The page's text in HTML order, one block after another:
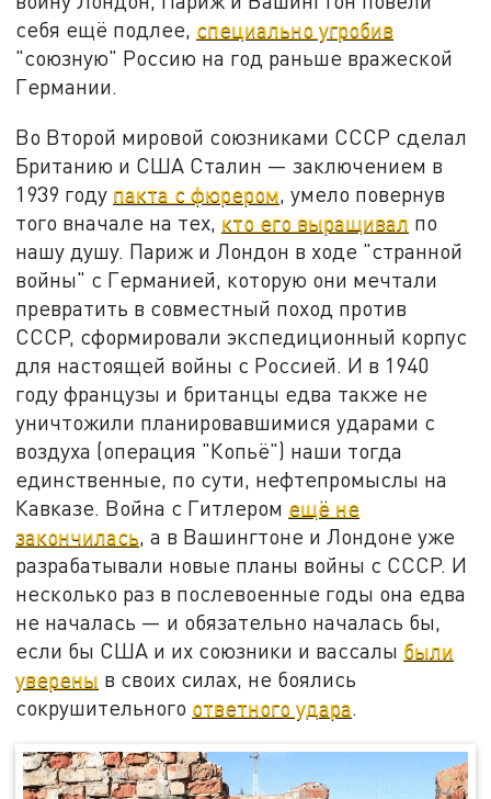
себя ещё подлее, специально угробив
"союзную" Россию на год раньше вражеской
Германии.
Во Второй мировой союзниками СССР сделал
Британию и США Сталин — заключением в
1939 году пакта с фюрером, умело повернув
того вначале на тех, кто его выращивал по
нашу душу. Париж и Лондон в ходе "странной
войны" с Германией, которую они мечтали
превратить в совместный поход против
СССР, сформировали экспедиционный корпус
для настоящей войны с Россией. И в 1940
году французы и британцы едва также не
уничтожили планировавшимися ударами с
воздуха (операция "Копьё") наши тогда
единственные, по сути, нефтепромыслы на
Кавказе. Война с Гитлером ещё не
закончилась, а в Вашингтоне и Лондоне уже
разрабатывали новые планы войны с СССР. И
несколько раз в послевоенные годы она едва
не началась — и обязательно началась бы,
если бы США и их союзники и вассалы были
уверены в своих силах, не боялись
сокрушительного ответного удара.